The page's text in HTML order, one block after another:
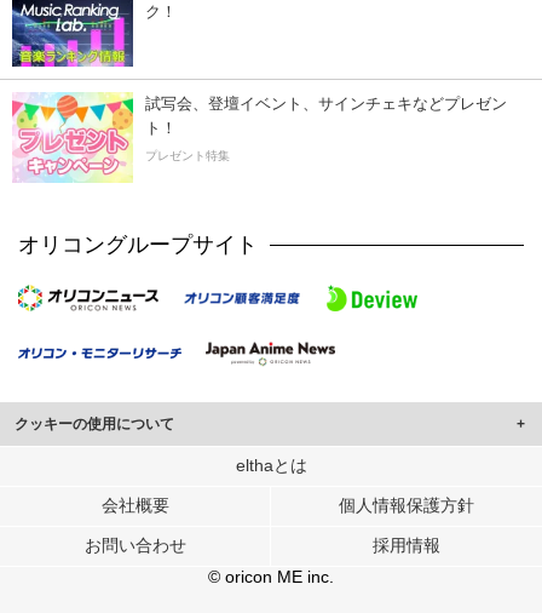
ク！
試写会、登壇イベント、サインチェキなどプレゼン
ト！
プレゼント特集
オリコングループサイト
クッキーの使用について
このサイトでは Cookie を使用して、ユーザーに合わせたコンテンツや広告の
行っています。
メディアや広告配信、データ解析の各パートナーに提供しています。
ユーザーが各パートナーのサービスを使用したときに収集した他の情報を組み
elthaとは
会社概要 個人情報保護方針
お問い合わせ
採用情報
© oricon ME inc.